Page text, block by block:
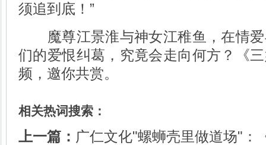
须追到底！”
魔尊江景淮与神女江稚鱼，在情爱
们的爱恨纠葛，究竟会走向何方？《
频，邀你共赏。
相关热词搜索：
上一篇： 广仁文化"螺蛳壳里做道场"：